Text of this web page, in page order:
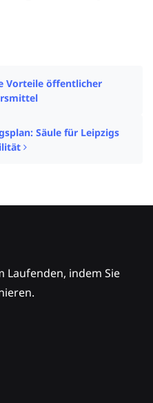
Vorteile öffentlicher
Säule für Leipzigs
Laufenden, indem Sie